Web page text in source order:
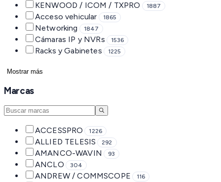
KENWOOD / ICOM / TXPRO 1887
Acceso vehicular 1865
Networking 1847
Cámaras IP y NVRs 1536
Racks y Gabinetes 1225
Mostrar más
Marcas
ACCESSPRO 1226
ALLIED TELESIS 292
AMANCO-WAVIN 93
ANCLO 304
ANDREW / COMMSCOPE 116